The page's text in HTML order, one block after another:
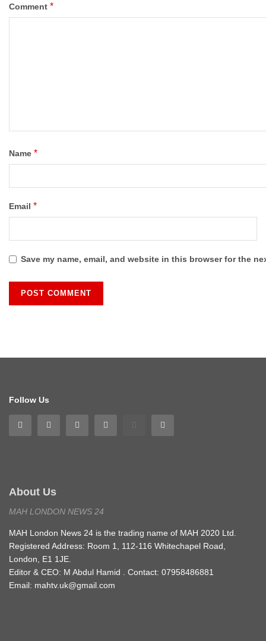
Comment *
Name *
Email *
Save my name, email, and website in this browser for the
Follow Us
About Us
MAH LONDON NEWS 24
MAH London News 24 is the trading name of MAH 2020 Ltd.
Registered Address: Room 1, 112-116 Whitechapel Road,
London, E1 1JE.
Editor & CEO: M Abdul Hamid . Contact: 07958486881
Email: mahtv.uk@gmail.com